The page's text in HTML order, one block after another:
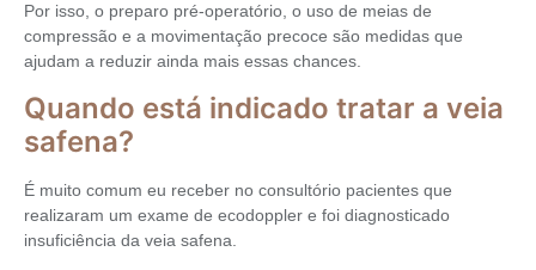
Por isso, o preparo pré-operatório, o uso de meias de
compressão e a movimentação precoce são medidas que
ajudam a reduzir ainda mais essas chances.
Quando está indicado tratar a veia
safena?
É muito comum eu receber no consultório pacientes que
realizaram um exame de ecodoppler e foi diagnosticado
insuficiência da veia safena.